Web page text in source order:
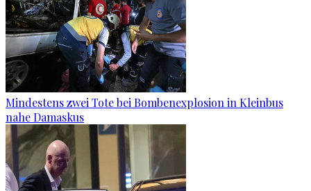
Mindestens zwei Tote bei Bombenexplosion in Kleinbus
nahe Damaskus